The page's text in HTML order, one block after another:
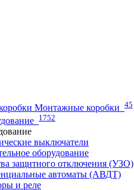
Монтажные коробки 45
1752
выключатели
оборудование
защитного отключения (УЗО)
автоматы (АВДТ)
и реле